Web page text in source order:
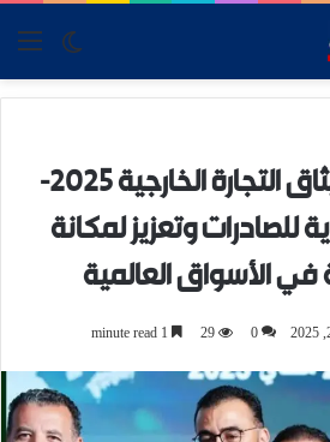
skin
المغرب يطلق ميثاق التجارة الخارجية 2025-
للصادرات وتعزيز لمكانة
في الأسواق العالمية
0
29